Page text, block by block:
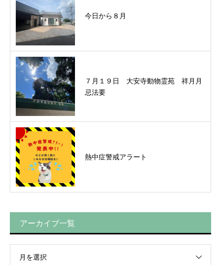
今日から８月
７月１９日 大安寺動物霊苑 祥月月
忌法要
熱中症警戒アラート
アーカイブ一覧
月を選択